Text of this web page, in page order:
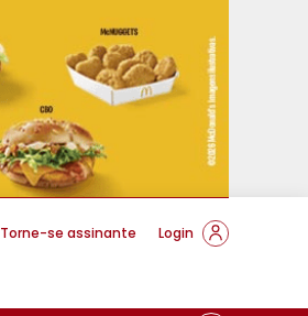
Torne-se assinante Login